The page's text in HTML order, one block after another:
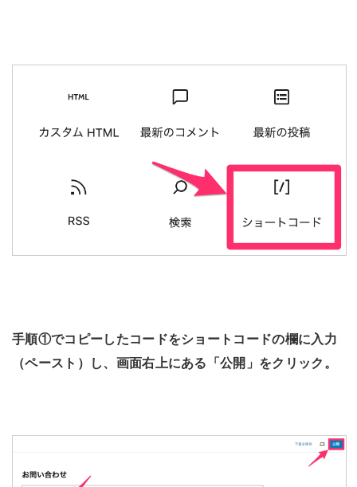
手順①でコピーしたコードをショートコードの欄に入力
（ペースト）し、画面右上にある「公開」をクリック。